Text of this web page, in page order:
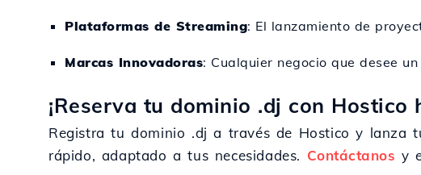
Plataformas de Streaming: El lanzamiento de
Marcas Innovadoras: Cualquier negocio que desee
¡Reserva tu dominio .dj con Hostico
Registra tu dominio .dj a través de Hostico y lanza
rápido, adaptado a tus necesidades. Contáctanos y